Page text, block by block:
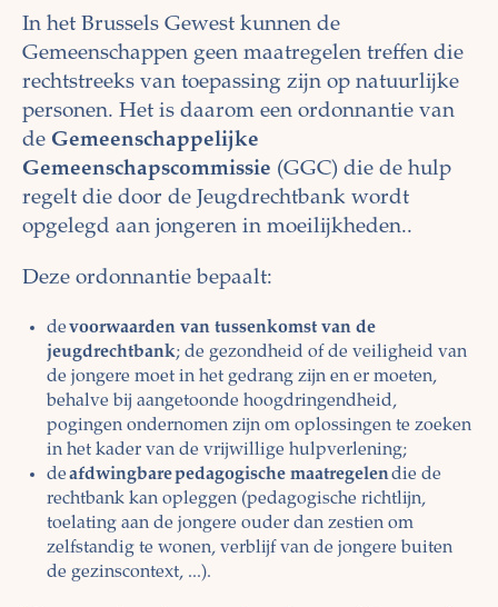
In het Brussels Gewest kunnen de
Gemeenschappen geen maatregelen treffen die
rechtstreeks van toepassing zijn op natuurlijke
personen. Het is daarom een ordonnantie van
de Gemeenschappelijke
Gemeenschapscommissie (GGC) die de hulp
regelt die door de Jeugdrechtbank wordt
opgelegd aan jongeren in moeilijkheden..
Deze ordonnantie bepaalt:
devoorwaarden van tussenkomst van de
jeugdrechtbank; de gezondheid of de veiligheid van
de jongere moet in het gedrang zijn en er moeten,
behalve bij aangetoonde hoogdringendheid,
pogingen ondernomen zijn om oplossingen te zoeken
in het kader van de vrijwillige hulpverlening;
deafdwingbare pedagogische maatregelendie de
rechtbank kan opleggen (pedagogische richtlijn,
toelating aan de jongere ouder dan zestien om
zelfstandig te wonen, verblijf van de jongere buiten
de gezinscontext, ...).